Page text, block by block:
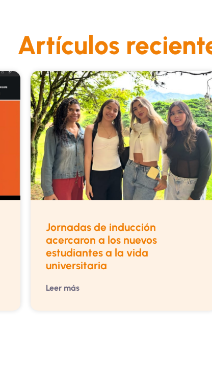
Artículos
Jornadas de inducción
acercaron a los nuevos
estudiantes a la vida
universitaria
Leer más